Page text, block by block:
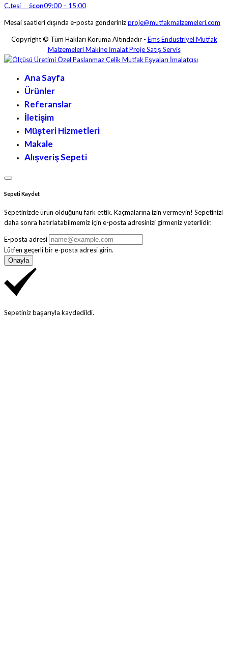
C.tesi :icon09:00 – 15:00
Mesai saatleri dışında e-posta gönderinizproje@mutfakmalzemeleri.com
Copyright © Tüm Hakları Koruma Altındadır - Ems Endüstriyel Mutfak
Malzemeleri Makine İmalat Proje Satış Servis
Ana Sayfa
Ürünler
Referanslar
İletişim
Müşteri Hizmetleri
Makale
Alışveriş Sepeti
Sepeti Kaydet
Sepetinizde ürün olduğunu fark ettik. Kaçmalarına izin vermeyin! Sepetinizi
daha sonra hatırlatabilmemiz için e-posta adresinizi girmeniz yeterlidir.
E-posta adresi
Lütfen geçerli bir e-posta adresi girin.
Onayla
Sepetiniz başarıyla kaydedildi.